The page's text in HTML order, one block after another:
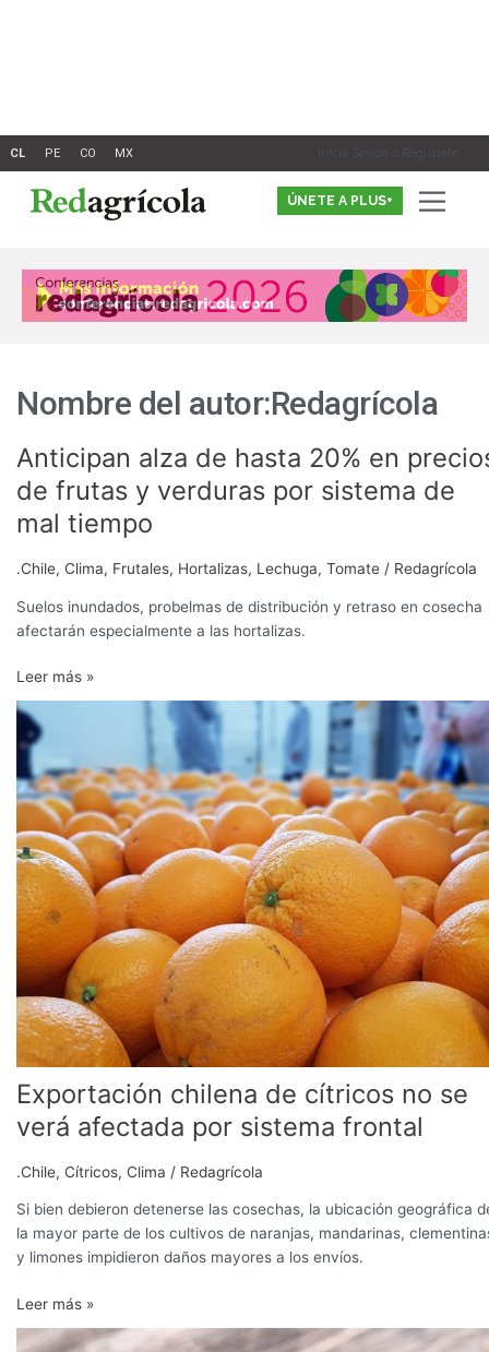
Inicia Sesión o Registrate
ÚNETE A PLUS+
Nombre del autor:Redagrícola
Anticipan alza de hasta 20% en
de frutas y verduras por sistema de
mal tiempo
.Chile, Clima, Frutales, Hortalizas, Lechuga, Tomate / Redagrícola
Suelos inundados, probelmas de distribución y retraso en cosecha
afectarán especialmente a las hortalizas.
Anticipan
alza
de
hasta
en
precios
de
y
por
sistema
de
mal
tiempo
Leer más »
Exportación chilena de cítricos no se
verá afectada por sistema frontal
.Chile, Cítricos, Clima / Redagrícola
Si bien debieron detenerse las cosechas, la ubicación geográfica
la mayor parte de los cultivos de naranjas, mandarinas,
y limones impidieron daños mayores a los envíos.
Exportación
chilena
cítricos
no
se
verá
afectada
por
sistema
frontal
Leer más »
Productores